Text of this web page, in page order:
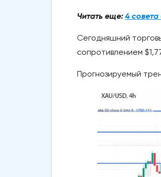
Читать еще: 4 совета
Сегодняшний
сопротивлением
Прогнозируемый